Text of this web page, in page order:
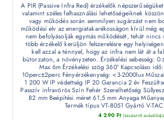
A PIR (Passive Infra Red) érzékelők
valamint széles felhasználási lehetőségeiknek
vagy működés során semmilyen sugárzást nem
működési elv az energiatakarékosságon kívül még
nem befolyásolják egymás működését, tehát nincs
több érzékelő kerüljön felszerelésre egy
kell azzal a ténnyel, hogy az infra nem lát át a
bútorzaton, a növényzeten. Érzékelési sebesség:
Max.6m Érzékelési szög 360° Kapcsoláso
10perc±2perc Fényérzékenység: <3-2000lux
1 200 W IP védettség IP 20 Garancia 2 év
Passzív infravörös Szín Fehér Szerelhetőség
82 mm Beépítési méret 61,5 mm Anyaga
Termék típus VT-8051 Gyártó V-
4 290 Ft (készletről